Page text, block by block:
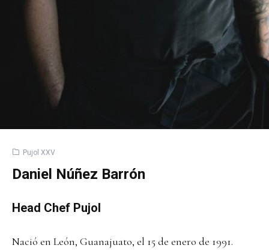
Pujol XXV
Daniel Núñez Barrón
Head Chef Pujol
Nació en León, Guanajuato, el 15 de enero de 1991.